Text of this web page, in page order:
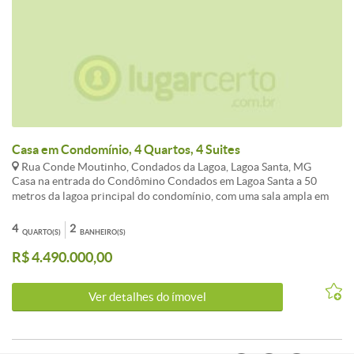
Casa em Condomínio, 4 Quartos, 4 Suites
Rua Conde Moutinho, Condados da Lagoa, Lagoa Santa, MG
Casa na entrada do Condômino Condados em Lagoa Santa a 50
metros da lagoa principal do condomínio, com uma sala ampla em
suite master, sala de home theater com lareira, lavanderia e DCE,
espaço gourmet com sauna piscina aquecida com raia, deck com
linda vista para lagoa central do condomínio. Imovel será entregue
luminotécnico. Tel. ( 3 1 ) 9 8 6 2 9 - 7 9 9 1-Cod:6GCN40001
QUARTO(S)
4 BANHEIRO(S)
2
R$ 4.490.000,00
Ver detalhes do ímovel